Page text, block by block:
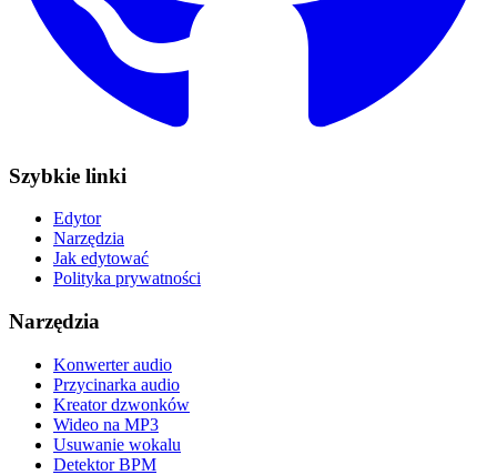
Szybkie linki
Edytor
Narzędzia
Jak edytować
Polityka prywatności
Narzędzia
Konwerter audio
Przycinarka audio
Kreator dzwonków
Wideo na MP3
Usuwanie wokalu
Detektor BPM